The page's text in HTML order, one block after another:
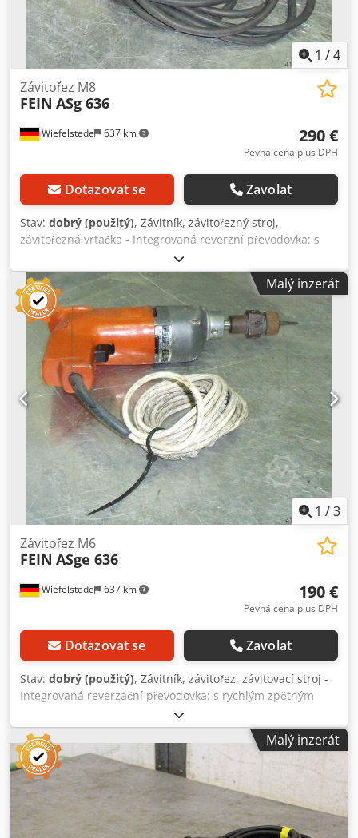
1 /4
Wiefelstede 637 km
Závitořez M8
FEIN ASg 636
290 €
Pevná cena plus DPH
Dotazovat se Zavolat
Stav: dobrý (použitý), Závitník, závitořezný stroj,
závitořezná vrtačka - Integrovaná reverzní převodovka: s
rychlým zpětným chodem - Jmenovitý příkon: 280 W
Dcodpfx Asb A N Iisfujk - Max. řezací výkon: M8 - Připojení:
230 V - Hmotnost: 2,5 kg
Malý inzerát
1 /3
Wiefelstede 637 km
Závitořez M6
FEIN ASge 636
190 €
Pevná cena plus DPH
Dotazovat se Zavolat
Stav: dobrý (použitý), Závitník, závitořez, závitovací stroj -
Integrovaná reverzační převodovka: s rychlým zpětným
chodem Dcsdpfx Afeb A N Ikoujk - Jmenovitý příkon: 230 W
- Max. řezací výkon: M6 - Připojení: 230 V - Hmotnost: 2,5 kg
Malý inzerát